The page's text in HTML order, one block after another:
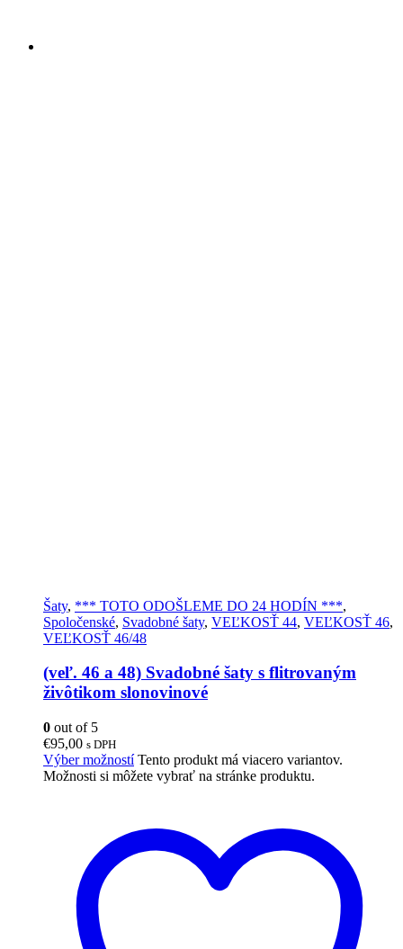
Šaty, *** TOTO ODOŠLEME DO 24 HODÍN ***,
Spoločenské, Svadobné šaty, VEĽKOSŤ 44, VEĽKOSŤ 46,
VEĽKOSŤ 46/48
(veľ. 46 a 48) Svadobné šaty s flitrovaným
živôtikom slonovinové
0 out of 5
€95,00 s DPH
Výber možností Tento produkt má viacero variantov.
Možnosti si môžete vybrať na stránke produktu.